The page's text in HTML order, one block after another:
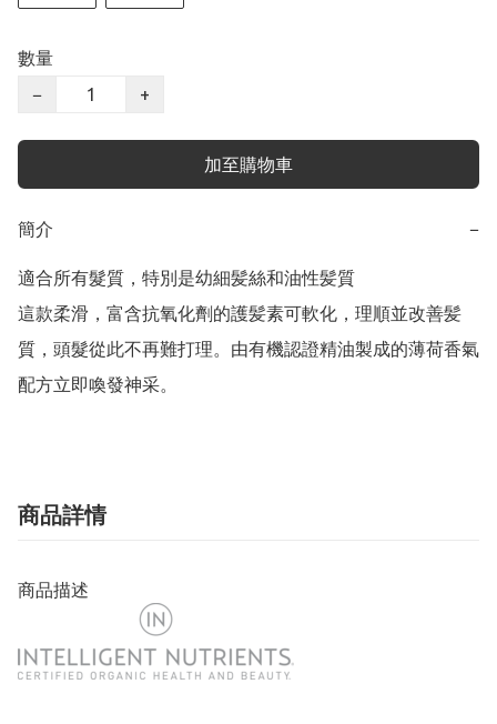
數量
−
+
加至購物車
簡介 −
適合所有髮質，特別是幼細髪絲和油性髪質
這款柔滑，富含抗氧化劑的護髪素可軟化，理順並改善髪
質，頭髮從此不再難打理。由有機認證精油製成的薄荷香氣
配方立即喚發神采。
商品詳情
商品描述